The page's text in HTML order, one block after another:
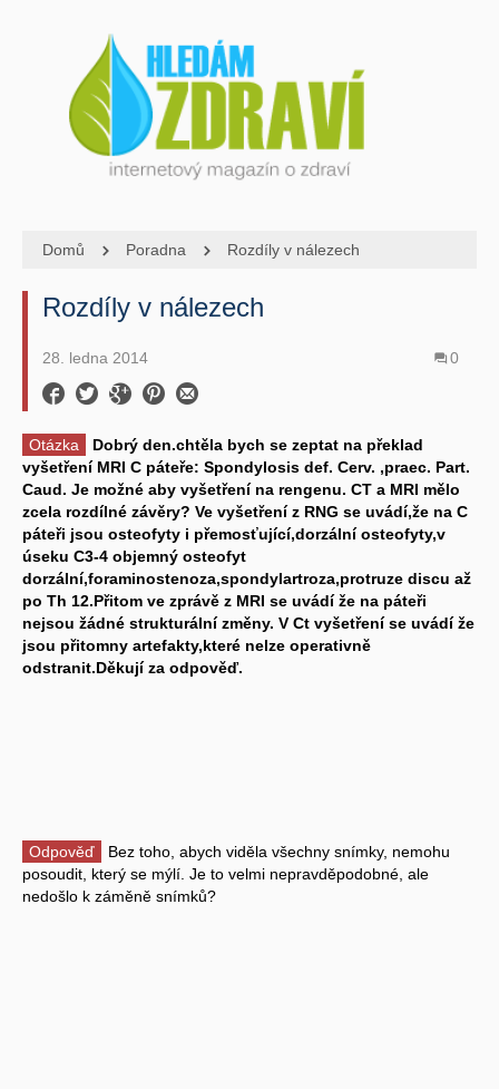
Domů Poradna Rozdíly v nálezech
Rozdíly v nálezech
28. ledna 2014 0
Otázka
Dobrý den.chtěla bych se zeptat na překlad
vyšetření MRI C páteře: Spondylosis def. Cerv. ,praec. Part.
Caud. Je možné aby vyšetření na rengenu. CT a MRI mělo
zcela rozdílné závěry? Ve vyšetření z RNG se uvádí,že na C
páteři jsou osteofyty i přemosťující,dorzální osteofyty,v
úseku C3-4 objemný osteofyt
dorzální,foraminostenoza,spondylartroza,protruze discu až
po Th 12.Přitom ve zprávě z MRI se uvádí že na páteři
nejsou žádné strukturální změny. V Ct vyšetření se uvádí že
jsou přitomny artefakty,které nelze operativně
odstranit.Děkují za odpověď.
Odpověď
Bez toho, abych viděla všechny snímky, nemohu
posoudit, který se mýlí. Je to velmi nepravděpodobné, ale
nedošlo k záměně snímků?